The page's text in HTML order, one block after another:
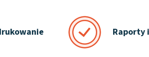
Raporty